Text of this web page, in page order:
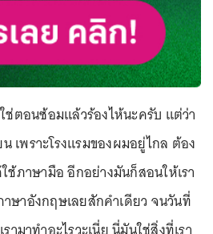
ช่ตอนซ้อมแล้วร้องไห้นะครับ แต่ว่า
เพราะโรงแรมของผมอยู่ไกล ต้อง
ช้ภาษามือ อีกอย่างมันก็สอนให้เรา
ษาอังกฤษเลยสักคำเดียว จนวันที่